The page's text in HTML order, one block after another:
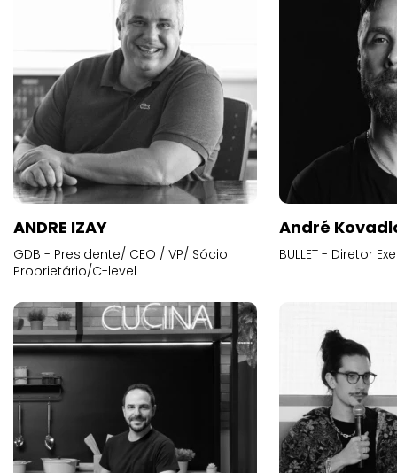
ANDRE IZAY
GDB - Presidente/ CEO / VP/ Sócio
Proprietário/C-level
André
BULLET - Diretor